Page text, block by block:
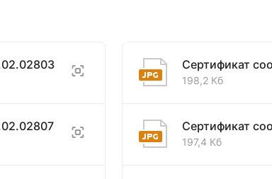
Сертификат
198,2 Кб
Сертификат
197,4 Кб